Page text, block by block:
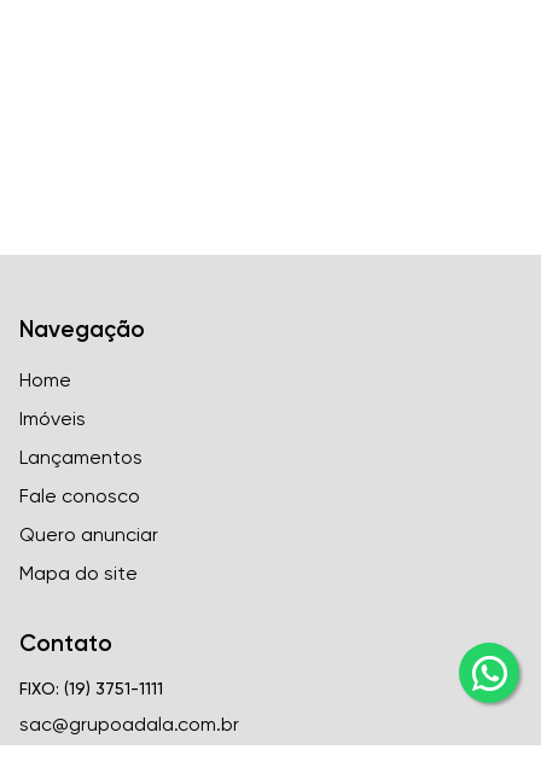
Navegação
Home
Imóveis
Lançamentos
Fale conosco
Quero anunciar
Mapa do site
Contato
FIXO: (19) 3751-1111
sac@grupoadala.com.br